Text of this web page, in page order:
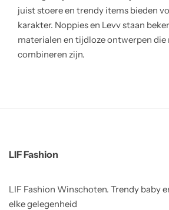
juist stoere en trendy items bieden
karakter. Noppies en Levv staan
materialen en tijdloze ontwerpen
combineren zijn.
LIF Fashion
LIF Fashion Winschoten. Trendy baby
elke gelegenheid